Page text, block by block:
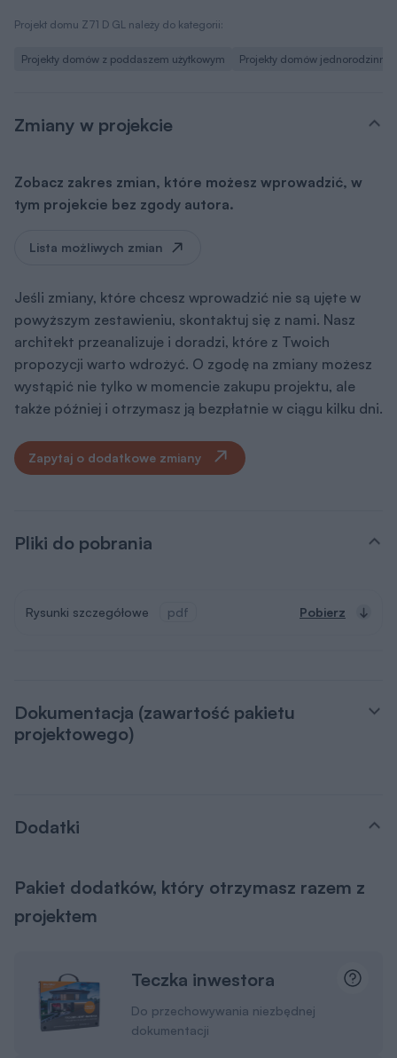
Projekt domu Z71 D GL należy do kategorii:
Projekty domów z poddaszem użytkowym Projekty domów
Zmiany w projekcie
Zobacz zakres zmian, które możesz wprowadzić, w
tym projekcie bez zgody autora.
Lista możliwych zmian
Jeśli zmiany, które chcesz wprowadzić nie są ujęte w
powyższym zestawieniu, skontaktuj się z nami. Nasz
architekt przeanalizuje i doradzi, które z Twoich
propozycji warto wdrożyć. O zgodę na zmiany możesz
wystąpić nie tylko w momencie zakupu projektu, ale
także później i otrzymasz ją bezpłatnie w ciągu kilku dni.
Zapytaj o dodatkowe zmiany
Pliki do pobrania
Rysunki szczegółowe pdf Pobierz
Dokumentacja (zawartość pakietu
projektowego)
Dodatki
Pakiet dodatków, który otrzymasz razem z
projektem
Teczka inwestora
Do przechowywania niezbędnej
dokumentacji